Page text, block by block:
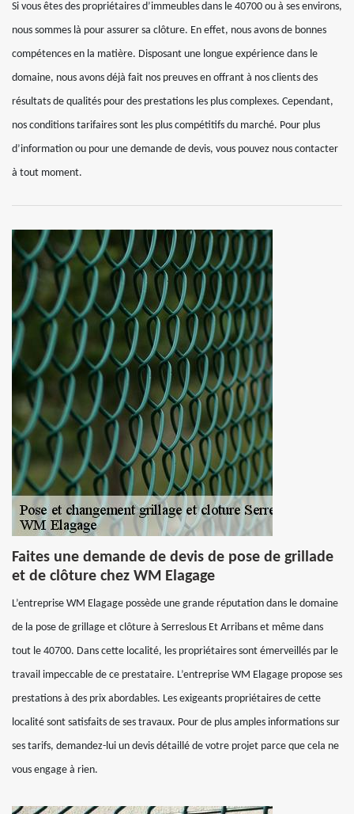
Si vous êtes des propriétaires d’immeubles dans le 40700 ou à ses environs,
nous sommes là pour assurer sa clôture. En effet, nous avons de bonnes
compétences en la matière. Disposant une longue expérience dans le
domaine, nous avons déjà fait nos preuves en offrant à nos clients des
résultats de qualités pour des prestations les plus complexes. Cependant,
nos conditions tarifaires sont les plus compétitifs du marché. Pour plus
d’information ou pour une demande de devis, vous pouvez nous contacter
à tout moment.
Faites une demande de devis de pose de grillade
et de clôture chez WM Elagage
L’entreprise WM Elagage possède une grande réputation dans le domaine
de la pose de grillage et clôture à Serreslous Et Arribans et même dans
tout le 40700. Dans cette localité, les propriétaires sont émerveillés par le
travail impeccable de ce prestataire. L’entreprise WM Elagage propose ses
prestations à des prix abordables. Les exigeants propriétaires de cette
localité sont satisfaits de ses travaux. Pour de plus amples informations sur
ses tarifs, demandez-lui un devis détaillé de votre projet parce que cela ne
vous engage à rien.